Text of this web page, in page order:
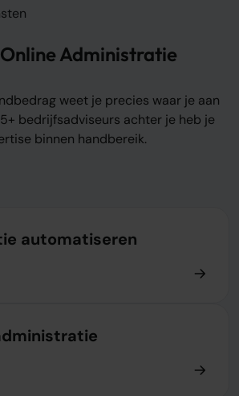
Administratie
weet je precies waar je aan
bedrijfsadviseurs achter je heb je
binnen handbereik.
automatiseren